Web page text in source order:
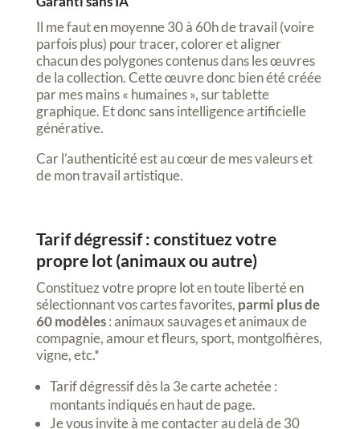
Il me faut en moyenne 30 à 60h de travail (voire
parfois plus) pour tracer, colorer et aligner
chacun des polygones contenus dans les œuvres
de la collection. Cette œuvre donc bien été créée
par mes mains « humaines », sur tablette
graphique. Et donc sans intelligence artificielle
générative.
Car l’authenticité est au cœur de mes valeurs et
de mon travail artistique.
Tarif dégressif : constituez votre
propre lot (animaux ou autre)
Constituez votre propre lot en toute liberté en
sélectionnant vos cartes favorites, parmi plus de
60 modèles: animaux sauvages et animaux de
compagnie, amour et fleurs, sport, montgolfières,
vigne, etc.*
Tarif dégressif dès la 3e carte achetée :
montants indiqués en haut de page.
Je vous invite à me contacter au delà de 30